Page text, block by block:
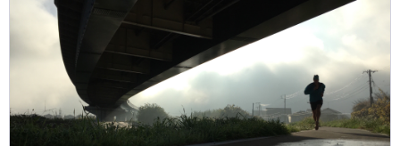
築」が、世界で勝てる時代が、いま始まっている。